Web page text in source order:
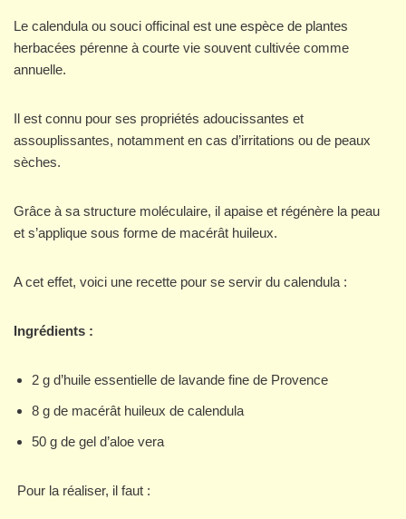
Le calendula ou souci officinal est une espèce de plantes
herbacées pérenne à courte vie souvent cultivée comme
annuelle.
Il est connu pour ses propriétés adoucissantes et
assouplissantes, notamment en cas d’irritations ou de peaux
sèches.
Grâce à sa structure moléculaire, il apaise et régénère la peau
et s’applique sous forme de macérât huileux.
A cet effet, voici une recette pour se servir du calendula :
Ingrédients :
2 g d’huile essentielle de lavande fine de Provence
8 g de macérât huileux de calendula
50 g de gel d’aloe vera
Pour la réaliser, il faut :